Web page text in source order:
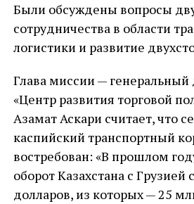
Были обсуждены вопросы
сотрудничества в области
логистики и развитие
Глава миссии —
«Центр развития торговой
Азамат Аскари считает, что
каспийский транспортный
востребован: «В прошлом
оборот Казахстана с Грузией
долларов, из которых — 25